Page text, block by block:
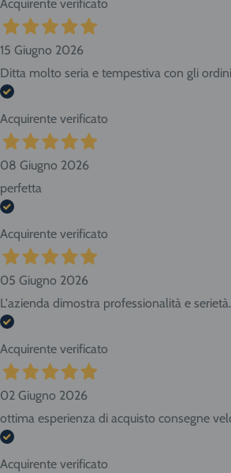
Acquirente verificato
15 Giugno 2026
Ditta molto seria e tempestiva con gli
Acquirente verificato
08 Giugno 2026
perfetta
Acquirente verificato
05 Giugno 2026
L'azienda dimostra professionalità e
Acquirente verificato
02 Giugno 2026
ottima esperienza di acquisto consegne
Acquirente verificato